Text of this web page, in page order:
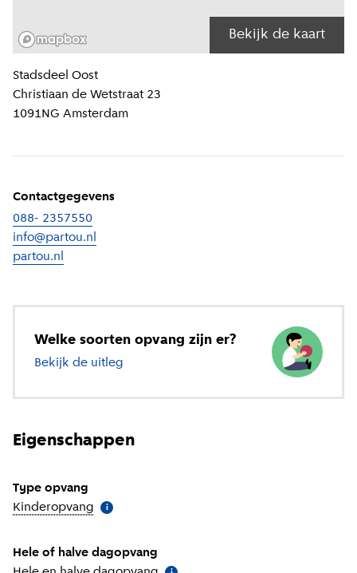
Bekijk de kaart
Locatiegegevens
Stadsdeel Oost
Christiaan de Wetstraat 23
1091NG Amsterdam
Contactgegevens
088- 2357550
info@partou.nl
partou.nl
Welke soorten opvang zijn er?
Bekijk de uitleg over verschillende soorten opvang
Eigenschappen
Type opvang
Kinderopvang Meer informatie
i
Hele of halve dagopvang